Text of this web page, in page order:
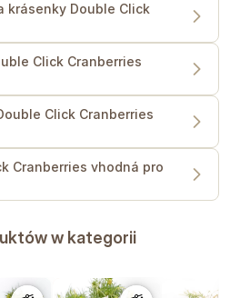
krásenky Double Click
Click Cranberries
Click Cranberries
Cranberries vhodná pro
w kategorii